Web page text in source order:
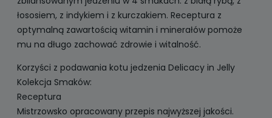
łososiem, z indykiem i z kurczakiem. Receptura z
optymalną zawartością witamin i minerałów pomoże
mu na długo zachować zdrowie i witalność.
Korzyści z podawania kotu jedzenia Delicacy in Jelly
Kolekcja Smaków:
Receptura
Mistrzowsko opracowany przepis najwyższej jakości.